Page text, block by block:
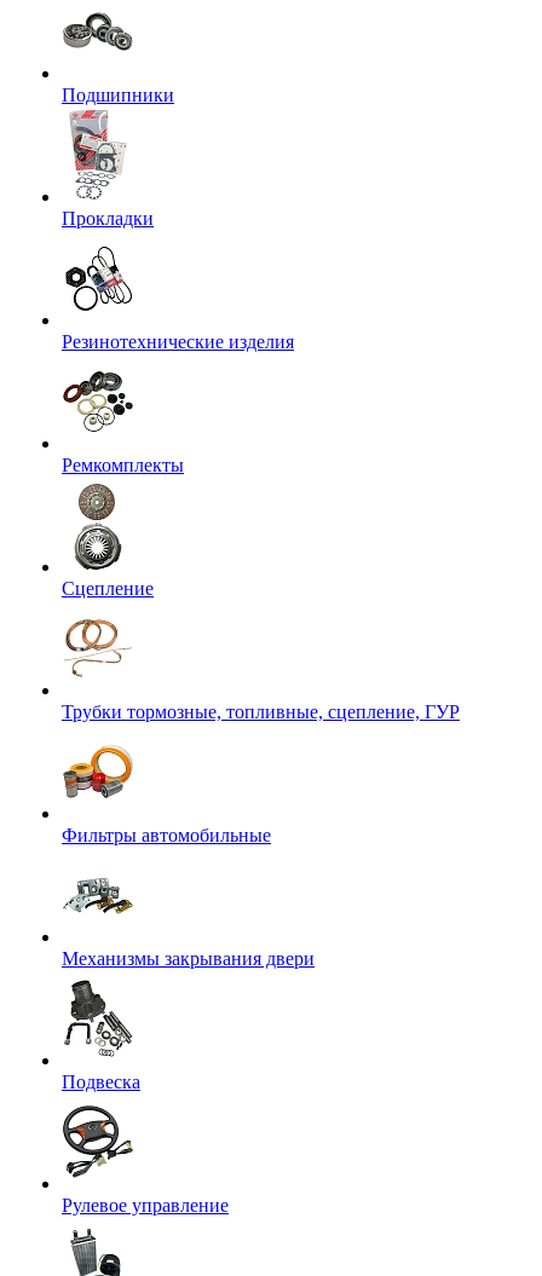
Подшипники
Прокладки
Резинотехнические изделия
Ремкомплекты
Сцепление
Трубки тормозные, топливные, сцепление, ГУР
Фильтры автомобильные
Механизмы закрывания двери
Подвеска
Рулевое управление